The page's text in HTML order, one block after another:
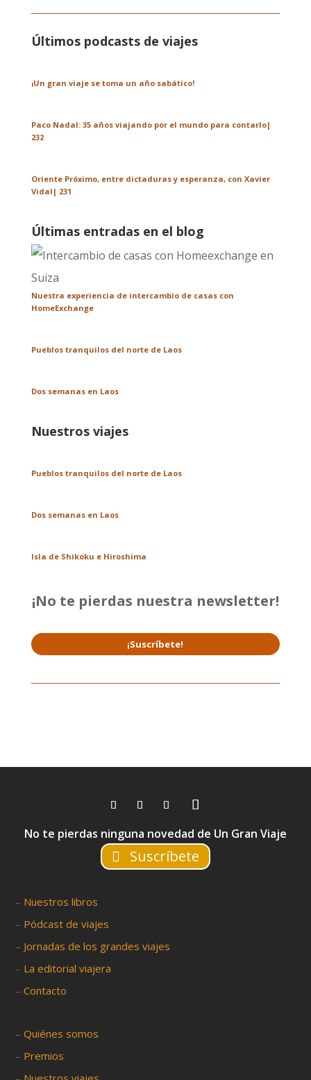
Últimos podcasts de viajes
¡Un gran viaje se toma un año sabático!
Paco Nadal: 35 años viajando por el mundo para contarlo|
232
Oriente Próximo, entre dictaduras y esperanza, con Xavier
Vidal| 231
Últimas entradas en el blog
Nuestra experiencia de intercambio de casas con
HomeExchange
Pueblos tranquilos del norte de Laos
Dos semanas en Laos
Nuestros viajes
Pueblos tranquilos del norte de Laos
Dos semanas en Laos
Isla de Shikoku e Hiroshima
¡No te pierdas nuestra newsletter!
¡Suscríbete!
No te pierdas ninguna novedad de Un Gran Viaje
Suscríbete
– Nuestros libros
– Pódcast de viajes
– Jornadas de los grandes viajes
– La editorial viajera
–Contacto
–Quiénes somos
– Premios